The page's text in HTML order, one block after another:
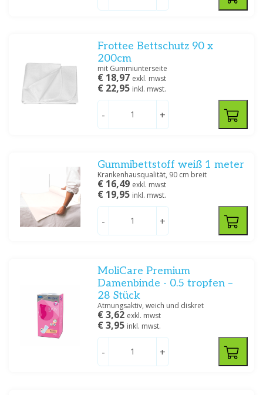
Frottee Bettschutz 90 x
200cm
mit Gummiunterseite
€ 18,97 exkl. mwst
€ 22,95 inkl. mwst.
- +
Gummibettstoff weiß 1 meter
Krankenhausqualität, 90 cm breit
€ 16,49 exkl. mwst
€ 19,95 inkl. mwst.
- +
MoliCare Premium
Damenbinde - 0.5 tropfen –
28 Stück
Atmungsaktiv, weich und diskret
€ 3,62 exkl. mwst
€ 3,95 inkl. mwst.
- +